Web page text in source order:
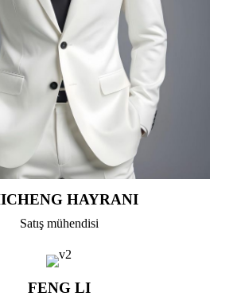
HAYRANI
Satış mühendisi
FENG LI